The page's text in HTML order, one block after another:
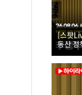
[스팟
동산 정
대토론회